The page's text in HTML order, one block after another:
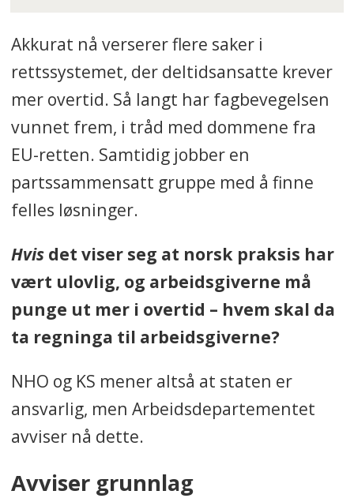
Akkurat nå verserer flere saker i
rettssystemet, der deltidsansatte krever
mer overtid. Så langt har fagbevegelsen
vunnet frem, i tråd med dommene fra
EU-retten. Samtidig jobber en
partssammensatt gruppe med å finne
felles løsninger.
Hvis det viser seg at norsk praksis har
vært ulovlig, og arbeidsgiverne må
punge ut mer i overtid – hvem skal da
ta regninga til arbeidsgiverne?
NHO og KS mener altså at staten er
ansvarlig, men Arbeidsdepartementet
avviser nå dette.
Avviser grunnlag